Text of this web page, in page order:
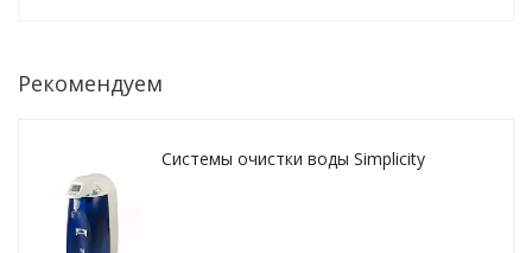
Рекомендуем
Системы очистки воды Simplicity